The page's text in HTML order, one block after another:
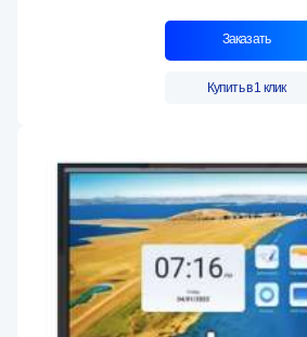
Заказать
Купить в 1 клик